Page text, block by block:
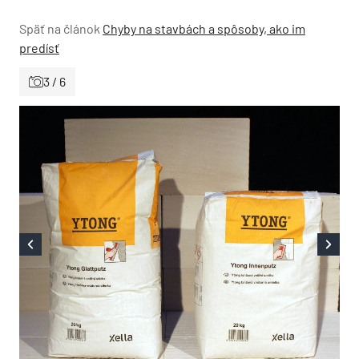
Späť na článok Chyby na stavbách a spôsoby, ako im
predísť
3 / 6